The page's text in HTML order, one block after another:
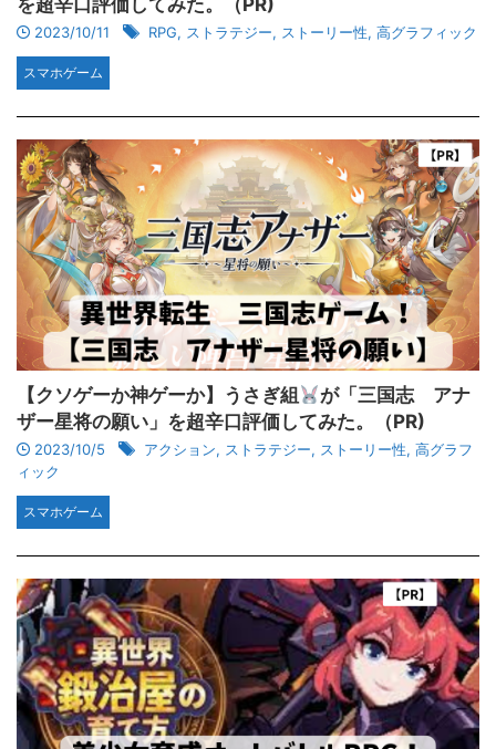
を超辛口評価してみた。（PR)
2023/10/11 RPG, ストラテジー, ストーリー性, 高グラフィック
スマホゲーム
【クソゲーか神ゲーか】うさぎ組
が「三国志 アナ
ザー星将の願い」を超辛口評価してみた。（PR)
2023/10/5 アクション, ストラテジー, ストーリー性, 高グラフ
ィック
スマホゲーム